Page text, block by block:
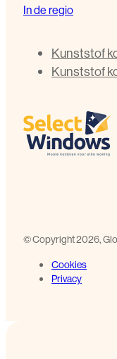
In de regio
Kunststof
Kunststof
©️ Copyright 2026,
Cookies
Privacy